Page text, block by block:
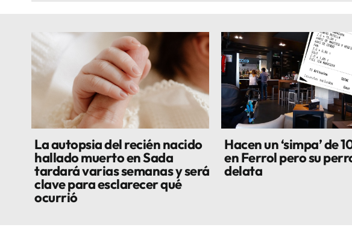
La autopsia del recién nacido
hallado muerto en Sada
tardará varias semanas y será
clave para esclarecer qué
ocurrió
Hacen un ‘simpa’ de
en Ferrol pero su
delata